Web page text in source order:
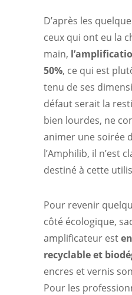
D’après les
ceux qui ont eu la
main,
50%, ce qui est
tenu de ses
défaut serait la
bien lourdes, ne
animer une soirée
l’Amphilib, il n’est
destiné à cette
Pour revenir
côté écologique,
amplificateur est
recyclable et
encres et vernis
Pour les